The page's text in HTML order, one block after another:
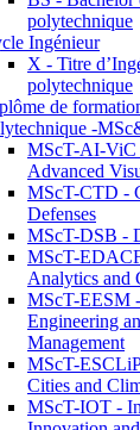
polytechnique
Ingénieur
X - Titre
polytechnique
de
-
MScT-AI-ViC
Advanced
MScT-CTD -
Defenses
MScT-DSB -
MScT-
Analytics and
MScT-EESM
Engineering
Management
MScT-
Cities and
MScT-IOT -